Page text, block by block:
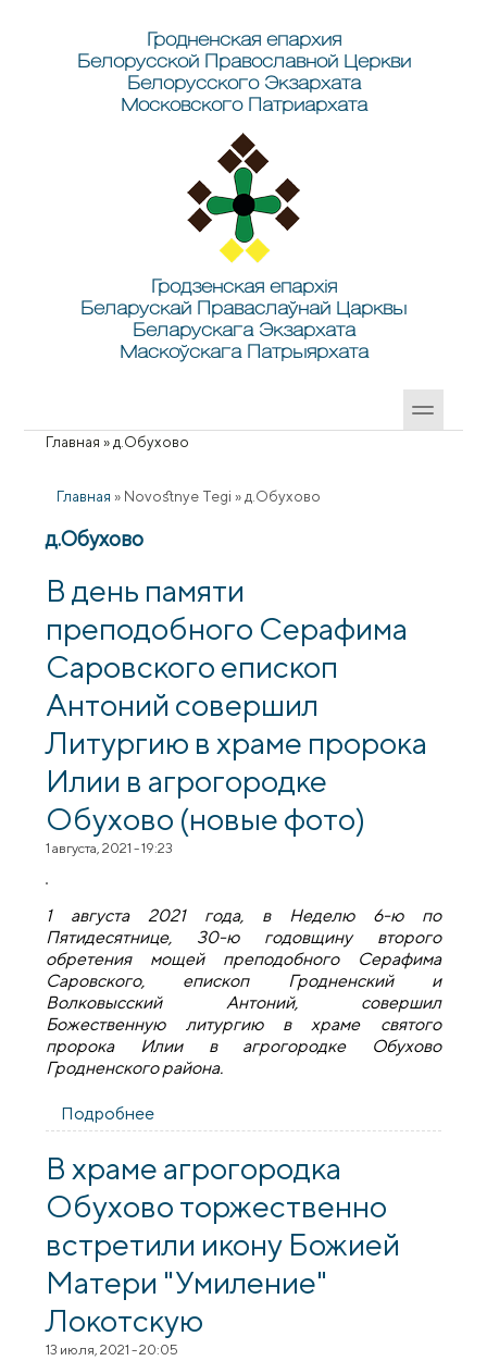
Гродненская епархия
Белорусской Православной Церкви
Белорусского Экзархата
Московского Патриархата
Гродзенская епархія
Беларускай Праваслаўнай Царквы
Беларускага Экзархата
Маскоўскага Патрыярхата
Вы здесь
Главная » д.Обухово
Главная » Novostnye Tegi » д.Обухово
д.Обухово
В день памяти
преподобного Серафима
Саровского епископ
Антоний совершил
Литургию в храме пророка
Илии в агрогородке
Обухово (новые фото)
1 августа, 2021 - 19:23
1 августа 2021 года, в Неделю 6-ю по
Пятидесятнице, 30-ю годовщину второго
обретения мощей преподобного Серафима
Саровского, епископ Гродненский и
Волковысский Антоний, совершил
Божественную литургию в храме святого
пророка Илии в агрогородке Обухово
Гродненского района.
Подробнее
Серафима Саровского епископ Антоний
Илии в агрогородке Обухово (новые
фото)
В храме агрогородка
Обухово торжественно
встретили икону Божией
Матери "Умиление"
Локотскую
13 июля, 2021 - 20:05